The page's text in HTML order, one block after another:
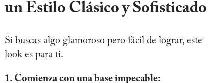
un Estilo Clásico y Sofisticado
Si buscas algo glamoroso pero fácil de lograr, este
look es para ti.
1. Comienza con una base impecable: